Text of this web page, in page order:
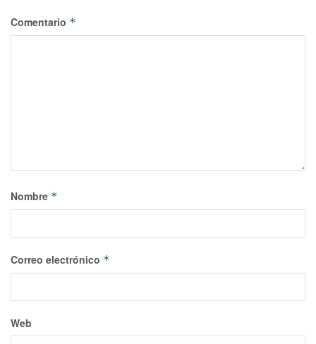
Comentario *
Nombre *
Correo electrónico *
Web